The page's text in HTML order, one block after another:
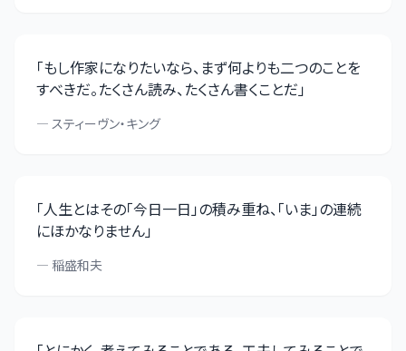
「もし作家になりたいなら、まず何よりも二つのことを
すべきだ。たくさん読み、たくさん書くことだ」
— スティーヴン・キング
「人生とはその「今日一日」の積み重ね、「いま」の連続
にほかなりません」
— 稲盛和夫